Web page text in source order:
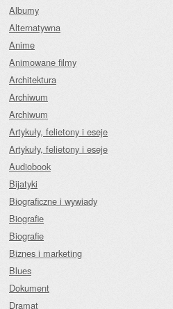
Albumy
Alternatywna
Anime
Animowane filmy
Architektura
Archiwum
Archiwum
Artykuły, felietony i eseje
Artykuły, felietony i eseje
Audiobook
Bijatyki
Biograficzne i wywiady
Biografie
Biografie
Biznes i marketing
Blues
Dokument
Dramat